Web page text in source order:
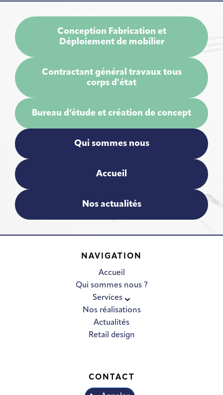
Conception Fabrication et
Déploiement de mobilier
Contractant général travaux tous
corps d'état
Bureau d’étude et création de concept
Qui sommes nous
Accueil
Nos actualités
NAVIGATION
Accueil
Qui sommes nous ?
Services
Nos réalisations
Actualités
Retail design
CONTACT